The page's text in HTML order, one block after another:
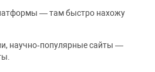
— там быстро нахожу
научно‑популярные сайты —